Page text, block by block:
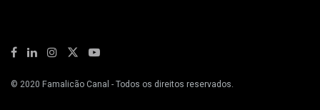
© 2020 Famalicão Canal - Todos os direitos reservados.